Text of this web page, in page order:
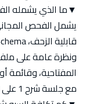
▼ما الذي يشمله
يشمل الفحص
ونظرة عامة على
المفتاحية،
مع جلسة شرح 1 على 1 على واتساب. بدون أي التزام.